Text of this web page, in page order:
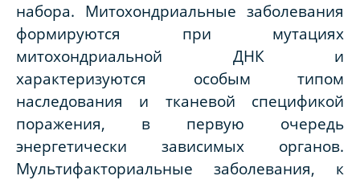
набора. Митохондриальные заболевания
формируются при мутациях
митохондриальной ДНК и
характеризуются особым типом
наследования и тканевой спецификой
поражения, в первую очередь
энергетически зависимых органов.
Мультифакториальные заболевания, к